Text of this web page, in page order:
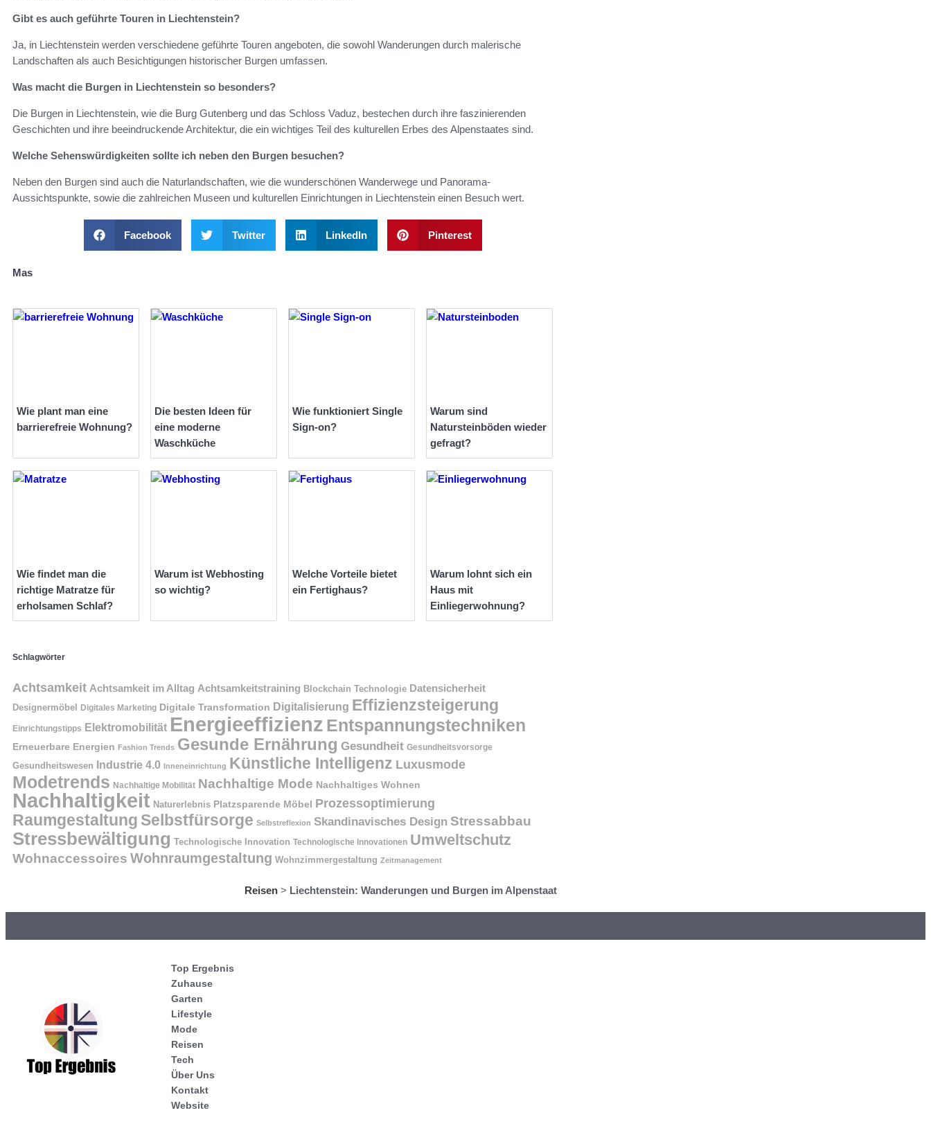
Gibt es auch geführte Touren in Liechtenstein?
Ja, in Liechtenstein werden verschiedene geführte Touren angeboten, die sowohl Wanderungen durch malerische
Landschaften als auch Besichtigungen historischer Burgen umfassen.
Was macht die Burgen in Liechtenstein so besonders?
Die Burgen in Liechtenstein, wie die Burg Gutenberg und das Schloss Vaduz, bestechen durch ihre faszinierenden
Geschichten und ihre beeindruckende Architektur, die ein wichtiges Teil des kulturellen Erbes des Alpenstaates sind.
Welche Sehenswürdigkeiten sollte ich neben den Burgen besuchen?
Neben den Burgen sind auch die Naturlandschaften, wie die wunderschönen Wanderwege und Panorama-
Aussichtspunkte, sowie die zahlreichen Museen und kulturellen Einrichtungen in Liechtenstein einen Besuch wert.
Facebook Twitter LinkedIn Pinterest
Mas
Wie plant man eine
barrierefreie Wohnung?
Die besten Ideen für
eine moderne
Waschküche
Wie funktioniert Single
Sign-on?
Warum sind
Natursteinböden wieder
gefragt?
Wie findet man die
richtige Matratze für
erholsamen Schlaf?
Warum ist Webhosting
so wichtig?
Welche Vorteile bietet
ein Fertighaus?
Warum lohnt sich ein
Haus mit
Einliegerwohnung?
Schlagwörter
Achtsamkeit Achtsamkeit im Alltag Achtsamkeitstraining Blockchain Technologie Datensicherheit
Designermöbel Digitales Marketing Digitale Transformation Digitalisierung Effizienzsteigerung
Einrichtungstipps Elektromobilität Energieeffizienz Entspannungstechniken
Erneuerbare Energien Fashion Trends Gesunde Ernährung Gesundheit Gesundheitsvorsorge
Gesundheitswesen Industrie 4.0 Inneneinrichtung Künstliche Intelligenz Luxusmode
Modetrends Nachhaltige Mobilität Nachhaltige Mode Nachhaltiges Wohnen
Nachhaltigkeit Naturerlebnis Platzsparende Möbel Prozessoptimierung
Raumgestaltung Selbstfürsorge Selbstreflexion Skandinavisches Design Stressabbau
Stressbewältigung Technologische Innovation Technologische Innovationen Umweltschutz
Wohnaccessoires Wohnraumgestaltung Wohnzimmergestaltung Zeitmanagement
Reisen> Liechtenstein: Wanderungen und Burgen im Alpenstaat
Top Ergebnis
Zuhause
Garten
Lifestyle
Mode
Reisen
Tech
Über Uns
Kontakt
Website